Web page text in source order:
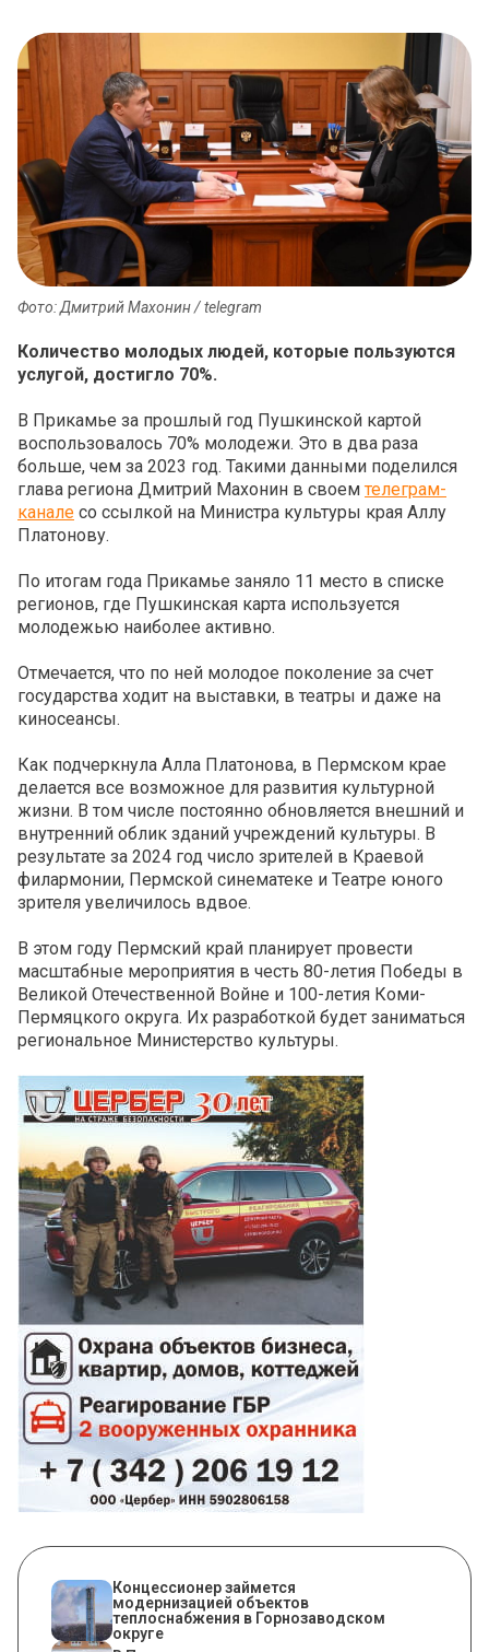
Фото: Дмитрий Махонин / telegram
Количество молодых людей, которые пользуются
услугой, достигло 70%.
В Прикамье за прошлый год Пушкинской картой
воспользовалось 70% молодежи. Это в два раза
больше, чем за 2023 год. Такими данными поделился
глава региона Дмитрий Махонин в своем телеграм-
канале со ссылкой на Министра культуры края Аллу
Платонову.
По итогам года Прикамье заняло 11 место в списке
регионов, где Пушкинская карта используется
молодежью наиболее активно.
Отмечается, что по ней молодое поколение за счет
государства ходит на выставки, в театры и даже на
киносеансы.
Как подчеркнула Алла Платонова, в Пермском крае
делается все возможное для развития культурной
жизни. В том числе постоянно обновляется внешний и
внутренний облик зданий учреждений культуры. В
результате за 2024 год число зрителей в Краевой
филармонии, Пермской синематеке и Театре юного
зрителя увеличилось вдвое.
В этом году Пермский край планирует провести
масштабные мероприятия в честь 80-летия Победы в
Великой Отечественной Войне и 100-летия Коми-
Пермяцкого округа. Их разработкой будет заниматься
региональное Министерство культуры.
Концессионер займется
модернизацией объектов
теплоснабжения в Горнозаводском
округе